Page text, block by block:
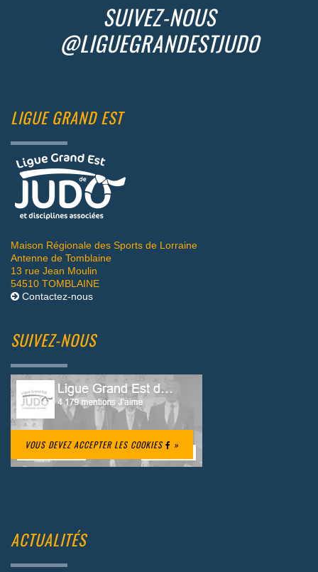
SUIVEZ-NOUS
@LIGUEGRANDESTJUDO
LIGUE GRAND EST
Maison Régionale des Sports de Lorraine
Antenne de Tomblaine
13 rue Jean Moulin
54510 TOMBLAINE
Contactez-nous
SUIVEZ-NOUS
VOUS DEVEZ ACCEPTER LES COOKIES »
ACTUALITÉS